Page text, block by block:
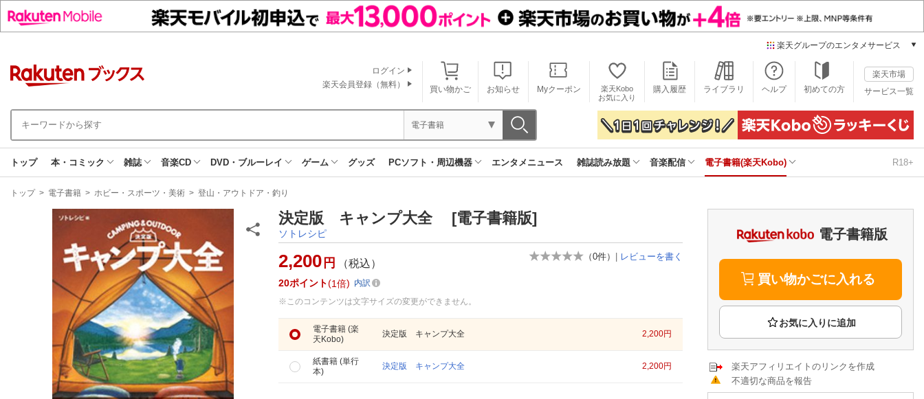
楽天グループのエンタメサービス
本/ゲーム/CD/DVD
楽天ブックス
電子書籍
楽天Kobo
雑誌読み放題
楽天ミュージック
楽天TV
動画配信ガイド
Rakuten PLAY
Rチャンネル
楽天チケット
エンタメニュース
推し楽
買い物かご お知らせ Myクーポン
楽天Kobo
お気に入り
購入履歴 ライブラリ ヘルプ 初めての方
楽天市場
サービス一覧
ログイン
楽天会員登録（無料）
電子書籍
トップ 本・コミック 雑誌 音楽CD DVD・ブルーレイ ゲーム グッズ PCソフト・周辺機器 エンタメニュース 雑誌読み放題 音楽配信 電子書籍(楽天Kobo) R18+
現
トップ > 電子書籍 > ホビー・スポーツ・美術 > 登山・アウトドア・釣り
決定版 キャンプ大全 [電子書籍版]
ソトレシピ
（0件） | レビューを書く
2,200 円 （税込）
20ポイント 1倍
内訳
※このコンテンツは文字サイズの変更ができません。
電子書籍 (楽
天Kobo)
決定版 キャンプ大全 2,200円
紙書籍 (単行
本)
決定版 キャンプ大全 2,200円
電子書籍版
買い物かごに入れる
楽天アフィリエイトのリンクを作成
不適切な商品を報告